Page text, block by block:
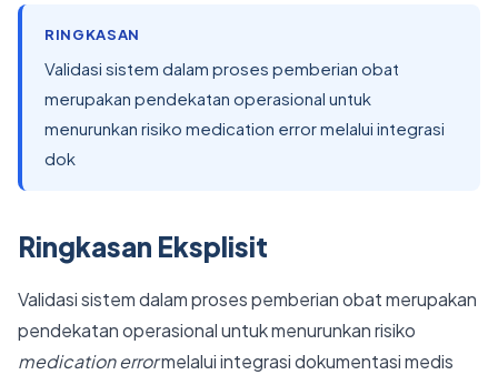
RINGKASAN
Validasi sistem dalam proses pemberian obat
merupakan pendekatan operasional untuk
menurunkan risiko medication error melalui integrasi
dok
Ringkasan Eksplisit
Validasi sistem dalam proses pemberian obat merupakan
pendekatan operasional untuk menurunkan risiko
medication errormelalui integrasi dokumentasi medis